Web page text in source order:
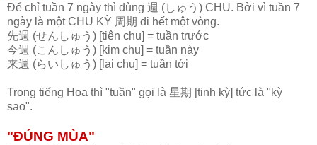
Để chỉ tuần 7 ngày thì dùng 週 (しゅう) CHU. Bởi vì tuần 7
ngày là một CHU KỲ 周期 đi hết một vòng.
先週 (せんしゅう) [tiên chu] = tuần trước
今週 (こんしゅう) [kim chu] = tuần này
来週 (らいしゅう) [lai chu] = tuần tới
Trong tiếng Hoa thì "tuần" gọi là 星期 [tinh kỳ] tức là "kỳ
sao".
"ĐÚNG MÙA"